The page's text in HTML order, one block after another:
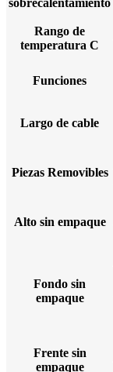
sobrecalentamiento
Rango de
temperatura C
Funciones
Largo de cable
Piezas Removibles
Alto sin empaque
Fondo sin
empaque
Frente sin
empaque